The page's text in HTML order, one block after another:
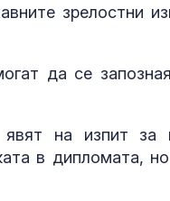
зрелостни
да се
на изпит за
в дипломата,